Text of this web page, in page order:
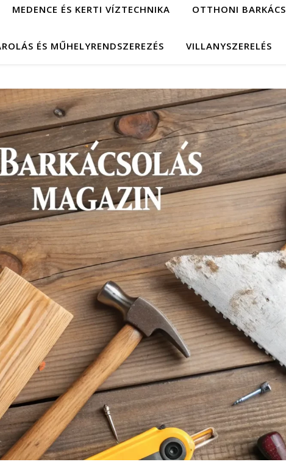
MEDENCE ÉS KERTI VÍZTECHNIKA OTTHONI BARKÁCS
ÉS MŰHELYRENDSZEREZÉS VILLANYSZERELÉS